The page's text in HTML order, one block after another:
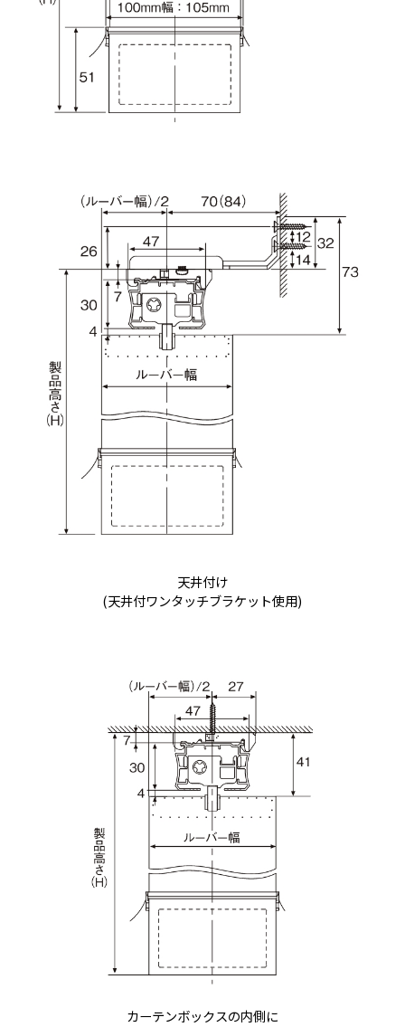
天井付け
(天井付ワンタッチブラケット使用)
カーテンボックスの内側に